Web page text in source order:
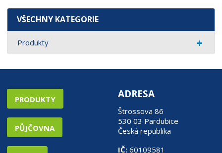
VŠECHNY KATEGORIE
Produkty
PRODUKTY
PŮJČOVNA
ADRESA
Štrossova 86
530 03 Pardubice
Česká republika
IČ: 60109581